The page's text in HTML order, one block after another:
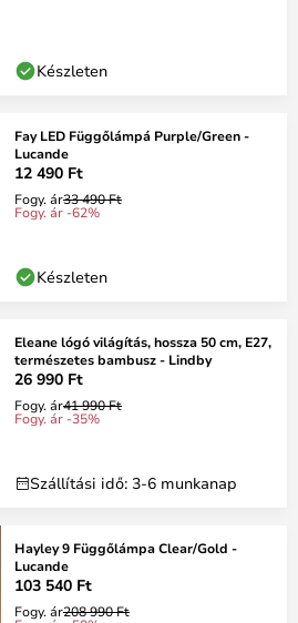
Készleten
Fay LED Függőlámpá Purple/Green -
Lucande
12 490 Ft
Fogy. ár33 490 Ft
Fogy. ár -62%
Készleten
Eleane lógó világítás, hossza 50 cm, E27,
természetes bambusz - Lindby
26 990 Ft
Fogy. ár41 990 Ft
Fogy. ár -35%
Szállítási idő: 3-6 munkanap
Hayley 9 Függőlámpa Clear/Gold -
Lucande
103 540 Ft
Fogy. ár208 990 Ft